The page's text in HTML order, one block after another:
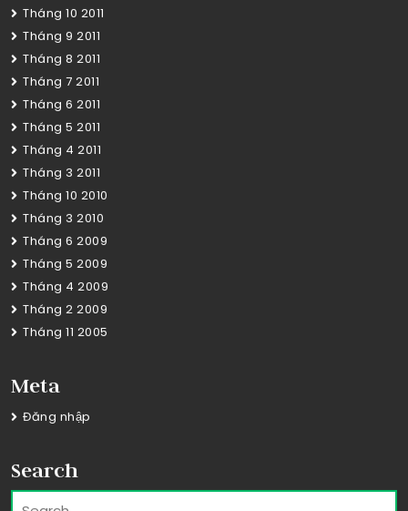
Tháng 10 2011
Tháng 9 2011
Tháng 8 2011
Tháng 7 2011
Tháng 6 2011
Tháng 5 2011
Tháng 4 2011
Tháng 3 2011
Tháng 10 2010
Tháng 3 2010
Tháng 6 2009
Tháng 5 2009
Tháng 4 2009
Tháng 2 2009
Tháng 11 2005
Meta
Đăng nhập
Search